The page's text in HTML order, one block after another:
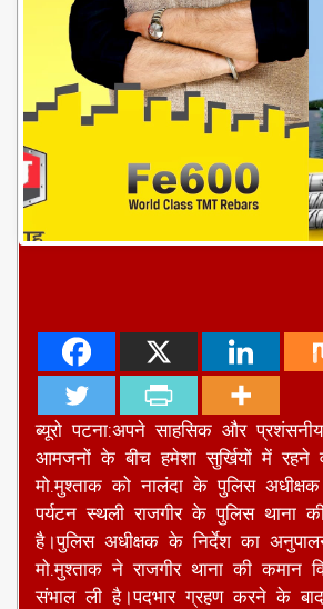
ब्यूरो पटना:अपने साहसिक और
आमजनों के बीच हमेशा सुर्खियों में रहने
मो.मुश्ताक को नालंदा के पुलिस अधीक्षक
पर्यटन स्थली राजगीर के पुलिस थाना
है।पुलिस अधीक्षक के निर्देश का
मो.मुश्ताक ने राजगीर थाना की कमान
संभाल ली है।पदभार ग्रहण करने के बाद